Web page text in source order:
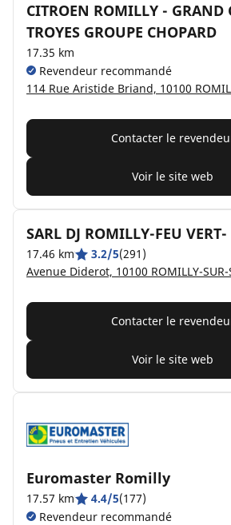
CITROEN ROMILLY - GRAND
TROYES GROUPE CHOPARD
17.35 km
Revendeur recommandé
114 Rue Aristide Briand, 10100
Contacter le
Voir le site web
SARL DJ ROMILLY-FEU VERT-
17.46 km 3.2/5(291)
Avenue Diderot, 10100 ROMILLY-SUR-
Contacter le
Voir le site web
Euromaster Romilly
17.57 km 4.4/5(177)
Revendeur recommandé